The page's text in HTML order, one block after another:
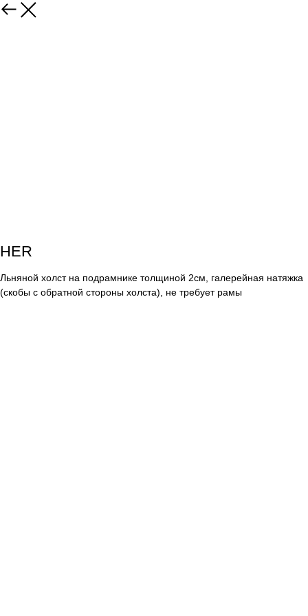
HER
Льняной холст на подрамнике толщиной 2см, галерейная натяжка
(скобы с обратной стороны холста), не требует рамы